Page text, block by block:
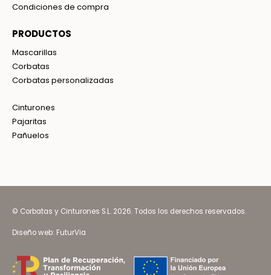
Condiciones de compra
PRODUCTOS
Mascarillas
Corbatas
Corbatas personalizadas
Cinturones
Pajaritas
Pañuelos
© Corbatas y Cinturones S.L. 2026. Todos los derechos reservados.
Diseño web: FuturVia